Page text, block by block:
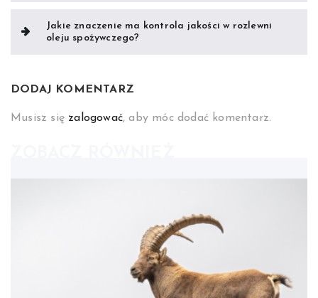
Jakie znaczenie ma kontrola jakości w rozlewni
oleju spożywczego?
DODAJ KOMENTARZ
Musisz się zalogować, aby móc dodać komentarz.